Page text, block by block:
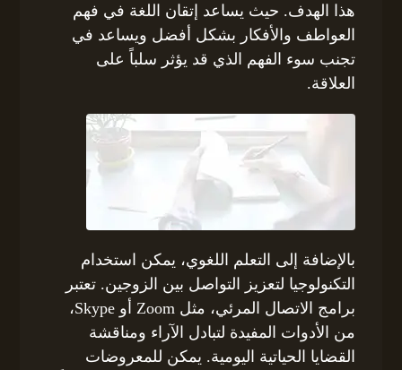
هذا الهدف. حيث يساعد إتقان اللغة في فهم
العواطف والأفكار بشكل أفضل ويساعد في
تجنب سوء الفهم الذي قد يؤثر سلباً على
العلاقة.
بالإضافة إلى التعلم اللغوي، يمكن استخدام
التكنولوجيا لتعزيز التواصل بين الزوجين. تعتبر
برامج الاتصال المرئي، مثل Zoom أو Skype،
من الأدوات المفيدة لتبادل الآراء ومناقشة
القضايا الحياتية اليومية. يمكن للمعروضات